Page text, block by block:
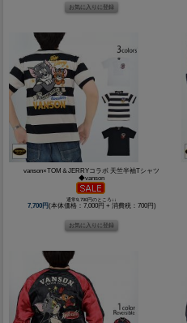
vanson×TOM＆JERRYコラボ 天竺半袖Tシャツ
◆vanson
通常9,790円のところ↓↓
7,700円(本体価格：7,000円 + 消費税：700円)